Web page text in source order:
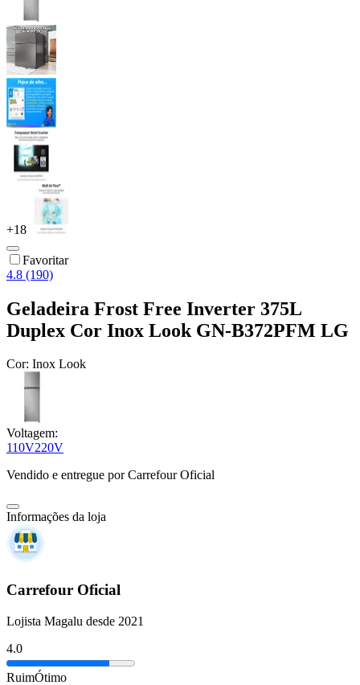
+18
Favoritar
4.8 (190)
Geladeira Frost Free Inverter 375L
Duplex Cor Inox Look GN-B372PFM LG
Cor: Inox Look
Voltagem:
110V220V
Vendido e entregue por Carrefour Oficial
Informações da loja
Carrefour Oficial
Lojista Magalu desde 2021
4.0
RuimÓtimo